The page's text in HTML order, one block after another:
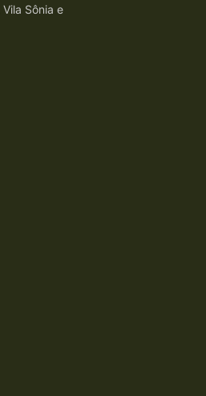
Sônia e